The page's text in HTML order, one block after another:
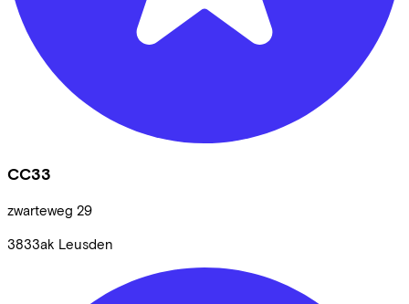
CC33
zwarteweg 29
3833ak Leusden